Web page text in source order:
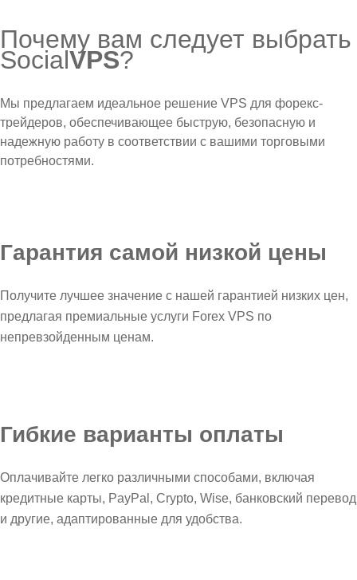
Почему вам следует выбрать
SocialVPS?
Мы предлагаем идеальное решение VPS для форекс-
трейдеров, обеспечивающее быструю, безопасную и
надежную работу в соответствии с вашими торговыми
потребностями.
Гарантия самой низкой цены
Получите лучшее значение с нашей гарантией низких цен,
предлагая премиальные услуги Forex VPS по
непревзойденным ценам.
Гибкие варианты оплаты
Оплачивайте легко различными способами, включая
кредитные карты, PayPal, Crypto, Wise, банковский перевод
и другие, адаптированные для удобства.